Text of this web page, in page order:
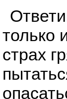
только
страх